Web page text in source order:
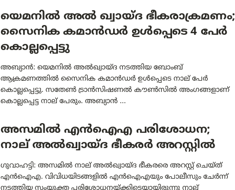
യെമനിൽ അൽ ഖ്വായ്ദ ഭീകരാക്രമണം;
സൈനിക കമാൻഡർ ഉൾപ്പെടെ 4 പേർ
കൊല്ലപ്പെട്ടു
അബ്യാൻ: യെമനിൽ അൽഖ്വായ്ദ നടത്തിയ ബോംബ്
ആക്രമണത്തിൽ സൈനിക കമാൻഡർ ഉൾപ്പെടെ നാല് പേർ
കൊല്ലപ്പെട്ടു. സതേൺ ട്രാൻസിഷണൽ കൗൺസിൽ അംഗങ്ങളാണ്
കൊല്ലപ്പെട്ട നാല് പേരും. അബ്യാൻ ...
അസമിൽ എൻഐഎ പരിശോധന;
നാല് അൽഖ്വായ്ദ ഭീകരർ അറസ്റ്റിൽ
ഗുവാഹട്ടി: അസമിൽ നാല് അൽഖ്വായ്ദ ഭീകരരെ അറസ്റ്റ് ചെയ്ത്
എൻഐഎ. വിവിധയിടങ്ങളിൽ എൻഐഎയും പോലീസും ചേർന്ന്
നടത്തിയ സംയുക്ത പരിശോധനയ്ക്കിടെയായിരുന്നു നാല്